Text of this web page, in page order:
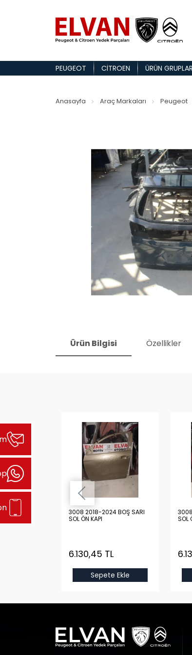
PEUGEOT CITROEN ÜRÜN
Anasayfa Araç Markaları Peugeot
Ürün Bilgisi Özellikler
BOŞ GRİ
3008 2018-2024 BOŞ SARI
SOL ÖN KAPI
6.130,45 TL
Sepete Ekle
SOL